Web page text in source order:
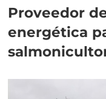
Proveedor
energética